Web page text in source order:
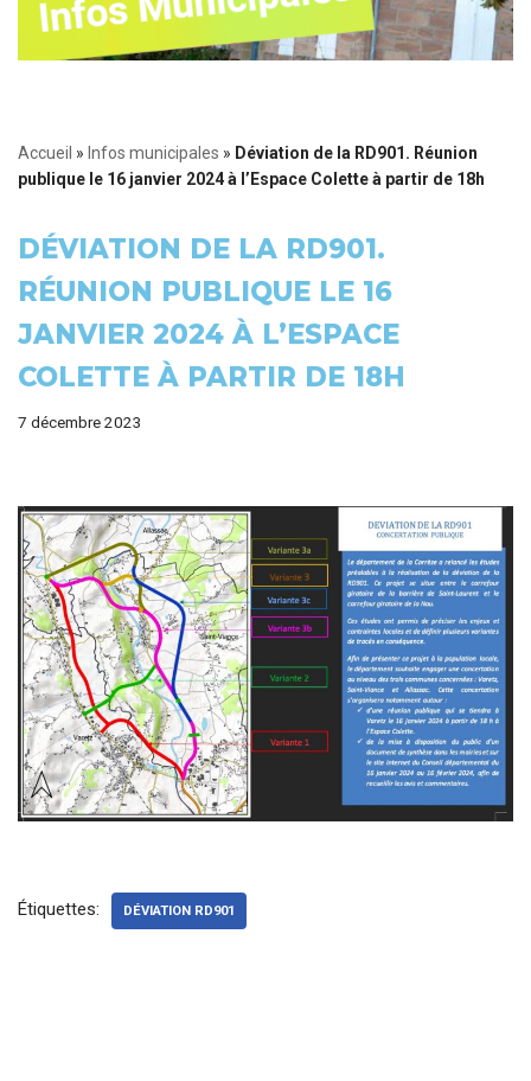
Accueil » Infos municipales » Déviation de la RD901. Réunion
publique le 16 janvier 2024 à l’Espace Colette à partir de 18h
DÉVIATION DE LA RD901.
RÉUNION PUBLIQUE LE 16
JANVIER 2024 À L’ESPACE
COLETTE À PARTIR DE 18H
7 décembre 2023
Étiquettes: DÉVIATION RD901